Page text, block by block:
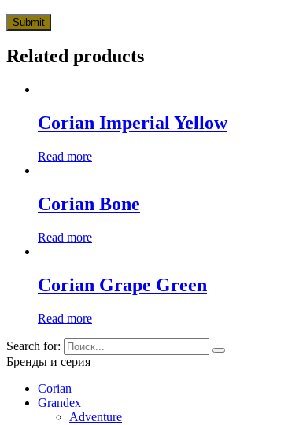
Related products
Corian Imperial Yellow
Read more
Corian Bone
Read more
Corian Grape Green
Read more
Search for:
Бренды и серия
Corian
Grandex
Adventure